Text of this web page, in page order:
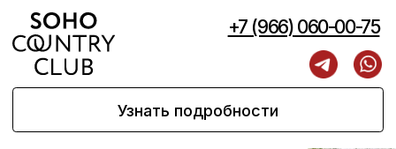
+7 (966) 060-00-75
Узнать подробности
Декабрь, 31